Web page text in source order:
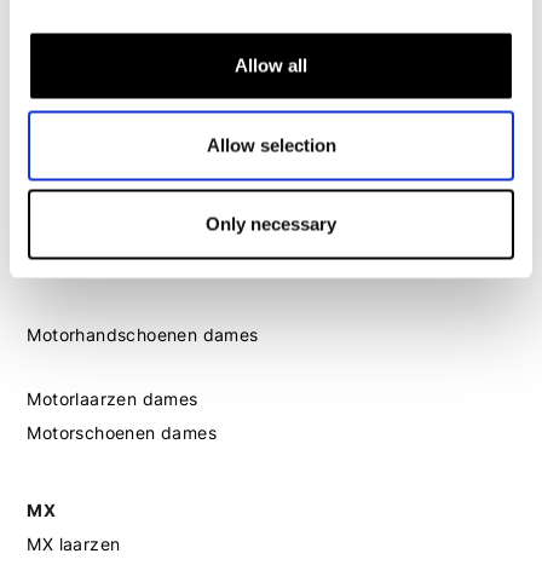
Allow all
Allow selection
Only necessary
Motorkleding dames
Motorbroek dames
Motorjeans dames
Motorhandschoenen dames
Motorlaarzen dames
Motorschoenen dames
MX
MX laarzen